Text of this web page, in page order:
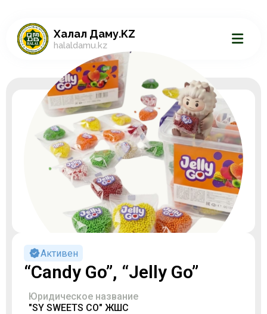
Халал Даму.KZ
halaldamu.kz
Активен
“Candy Go”, “Jelly Go”
Юридическое название
"SY SWEETS CO" ЖШС